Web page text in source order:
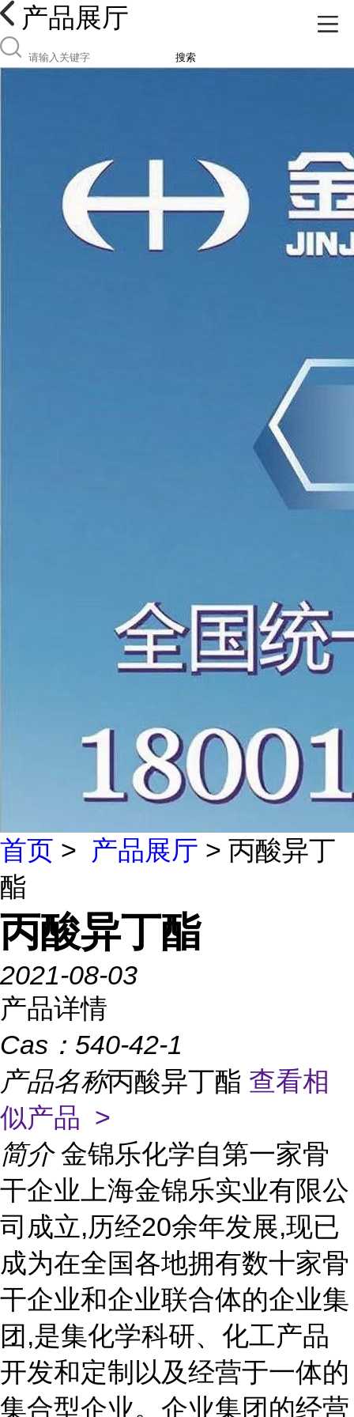
产品展厅
搜索
首页 > 产品展厅 > 丙酸异丁
酯
丙酸异丁酯
2021-08-03
产品详情
Cas： 540-42-1
产品名称丙酸异丁酯 查看相
似产品 >
简介 金锦乐化学自第一家骨
干企业上海金锦乐实业有限公
司成立,历经20余年发展,现已
成为在全国各地拥有数十家骨
干企业和企业联合体的企业集
团,是集化学科研、化工产品
开发和定制以及经营于一体的
集合型企业。企业集团的经营